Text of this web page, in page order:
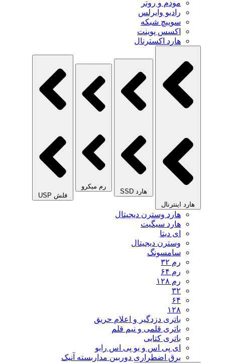
مودم و روتر
رادیو وایرلس
سوییچ شبکه
اکسس پوینت
هارد اکسترنال
هارد اینترنال
هارد SSD
رم میکرو
فلش USP
هارد وسترن دیجیتال
هارد سیگیت
ای دیتا
وسترن دیجیتال
سامسونگ
رم ۳۲
رم ۶۴
رم ۱۲۸
۳۲
۶۴
۱۲۸
باتری دزدگیر و اعلام حریق
باتری قلمی و نیم قلم
باتری کتابی
ای پی اس و یو پی اس رابو
برق اضطراری دوربین مداربسته آنیک